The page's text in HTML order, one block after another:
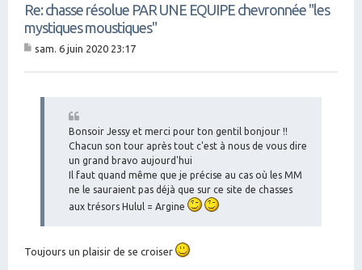
Re: chasse résolue PAR UNE EQUIPE chevronnée "les
mystiques moustiques"
sam. 6 juin 2020 23:17
Bonsoir Jessy et merci pour ton gentil bonjour !!
Chacun son tour après tout c'est à nous de vous dire
un grand bravo aujourd'hui
Il faut quand même que je précise au cas où les MM
ne le sauraient pas déjà que sur ce site de chasses
aux trésors Hulul = Argine
Toujours un plaisir de se croiser